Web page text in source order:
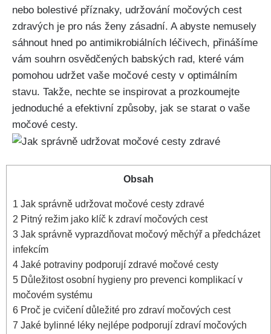
nebo bolestivé příznaky, udržování močových⁤ cest
⁢zdravých ​je⁢ pro nás ženy ⁣zásadní. ‍A abyste nemusely
sáhnout hned po antimikrobiálních ⁣léčivech, ‌přinášíme
vám souhrn osvědčených ⁤babských rad, které ‌vám
⁣pomohou ⁣udržet vaše močové ⁤cesty​ v ⁤optimálním
stavu. ​Takže, nechte se inspirovat ‌a prozkoumejte
jednoduché a ​efektivní⁤ způsoby,‍ jak ⁣se starat o vaše
‍močové cesty.
Obsah
1 Jak správně⁣ udržovat močové cesty zdravé
2 Pitný režim jako klíč k zdraví močových cest
3 Jak⁤ správně vyprazdňovat močový měchýř a předcházet
⁤infekcím
4 Jaké⁣ potraviny podporují zdravé⁣ močové cesty
5 Důležitost⁤ osobní hygieny⁤ pro prevenci komplikací v
močovém systému
6 Proč ⁢je cvičení důležité pro zdraví močových cest
7 Jaké ⁢bylinné léky⁣ nejlépe‌ podporují zdraví močových⁣